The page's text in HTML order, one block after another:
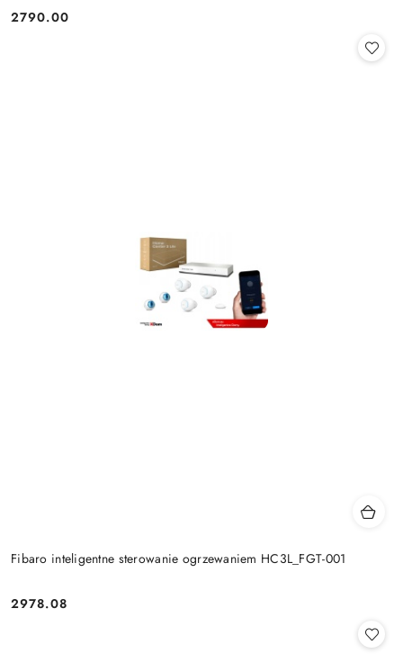
Cena:
2790.00
Fibaro inteligentne sterowanie ogrzewaniem HC3L_FGT-001
Cena:
2978.08